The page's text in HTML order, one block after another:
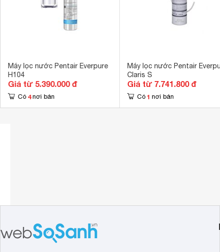
Máy lọc nước Pentair Everpure
H104
Giá từ 5.390.000 đ
Có 4 nơi bán
Máy lọc nước Pentair
Claris S
Giá từ 7.741.800 đ
Có 1 nơi bán